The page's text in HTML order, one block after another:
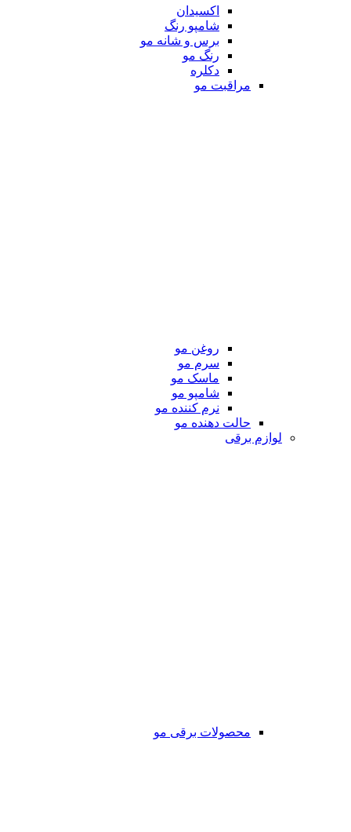
اکسیدان
شامپو رنگ
برس و شانه مو
رنگ مو
دکلره
مراقبت مو
روغن مو
سرم مو
ماسک مو
شامپو مو
نرم کننده مو
حالت دهنده مو
لوازم برقی
محصولات برقی مو